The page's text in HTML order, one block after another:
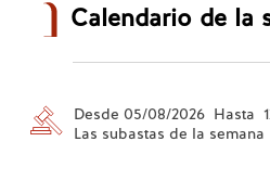
Calendario de la
Desde 05/08/2026 Hasta
Las subastas de la semana